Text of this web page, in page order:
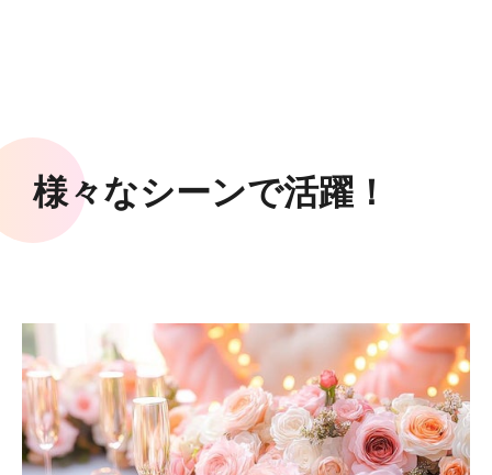
様々なシーンで活躍！